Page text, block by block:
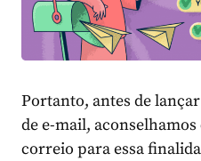
Portanto, antes de
de e-mail,
correio para essa